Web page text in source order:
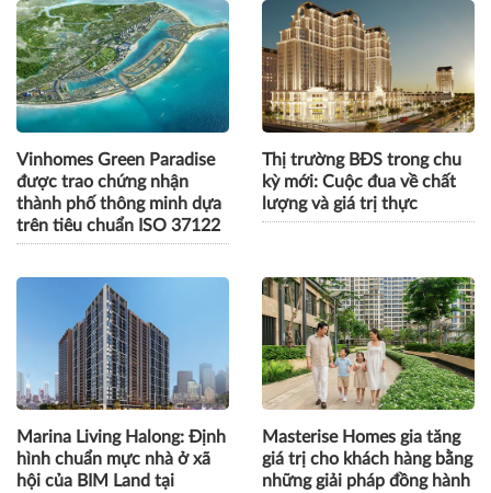
Vinhomes Green Paradise
được trao chứng nhận
thành phố thông minh dựa
trên tiêu chuẩn ISO 37122
Thị trường BĐS trong chu
kỳ mới: Cuộc đua về chất
lượng và giá trị thực
Marina Living Halong: Định
hình chuẩn mực nhà ở xã
hội của BIM Land tại
Masterise Homes gia tăng
giá trị cho khách hàng bằng
những giải pháp đồng hành